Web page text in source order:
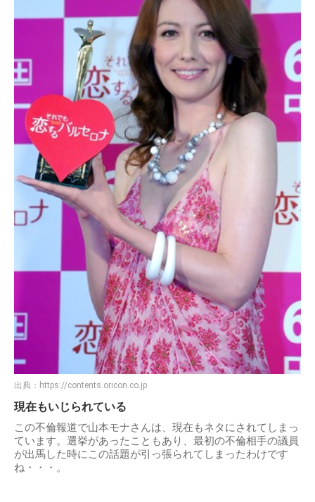
出典： https://contents.oricon.co.jp
現在もいじられている
この不倫報道で山本モナさんは、現在もネタにされてしまっ
ています。選挙があったこともあり、最初の不倫相手の議員
が出馬した時にこの話題が引っ張られてしまったわけです
ね・・・。